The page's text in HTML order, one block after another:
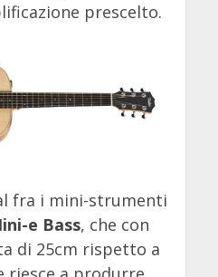
prescelto.
fra i mini-strumenti
e Bass, che con
di 25cm rispetto a